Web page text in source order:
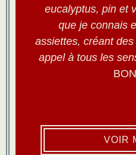
eucalyptus, pin et
que je connais
assiettes, créant
appel à tous les
VOIR